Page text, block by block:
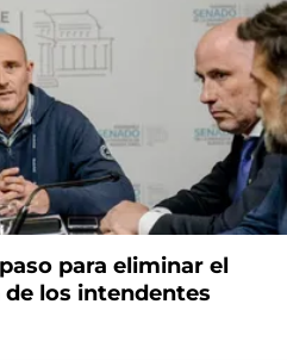
para eliminar el
los intendentes